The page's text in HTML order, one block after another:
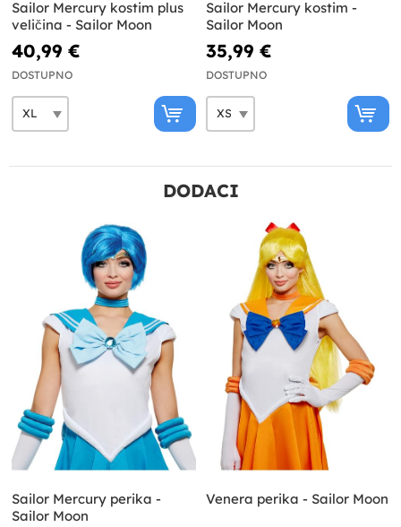
Sailor Mercury kostim plus
veličina - Sailor Moon
40,99 €
DOSTUPNO
Sailor Mercury kostim -
Sailor Moon
35,99 €
DOSTUPNO
DODACI
Sailor Mercury perika -
Sailor Moon
Venera perika - Sailor Moon